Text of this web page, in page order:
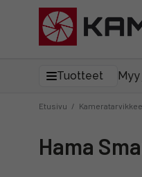
Tuotteet Myy
Etusivu /
Hama